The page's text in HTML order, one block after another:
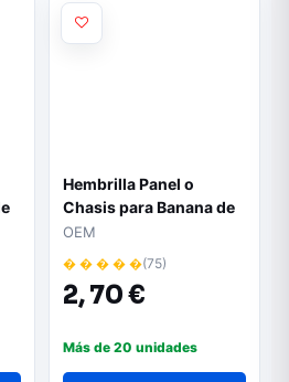
Hembrilla Panel o
Chasis para Banana de
4mm 24Amp AZUL
OEM
� � � � �(75)
2,70 €
Más de 20 unidades